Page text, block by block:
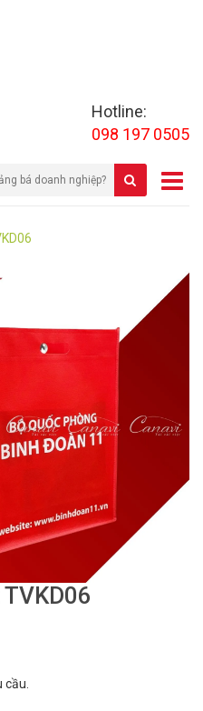
Hotline:
098 197 0505